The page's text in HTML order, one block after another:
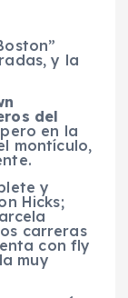
y la
del
en la
montículo,
y
Hicks;
carreras
con fly
muy